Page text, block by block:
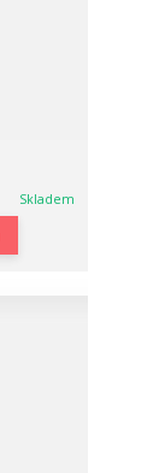
Skladem